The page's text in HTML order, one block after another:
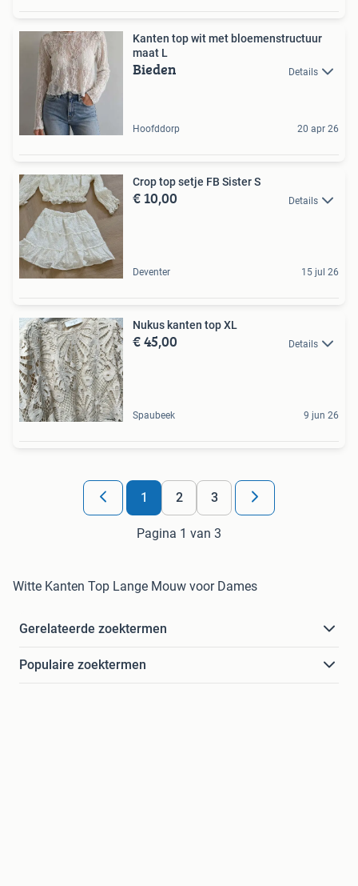
Kanten top wit met bloemenstructuur
maat L
Bieden Details
Hoofddorp 20 apr 26
Crop top setje FB Sister S
€ 10,00 Details
Deventer 15 jul 26
Nukus kanten top XL
€ 45,00 Details
Spaubeek 9 jun 26
1 2 3
Pagina 1 van 3
Witte Kanten Top Lange Mouw voor Dames
Gerelateerde zoektermen
Populaire zoektermen